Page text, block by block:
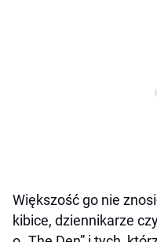
Większość go nie
kibice, dziennikarze